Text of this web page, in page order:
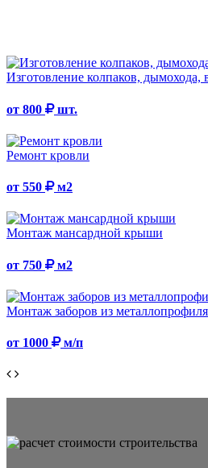
Изготовление колпаков, дымохода,
от 800 шт.
Ремонт кровли
от 550 м2
Монтаж мансардной крыши
от 750 м2
Монтаж заборов из металлопрофиля
от 1000 м/п